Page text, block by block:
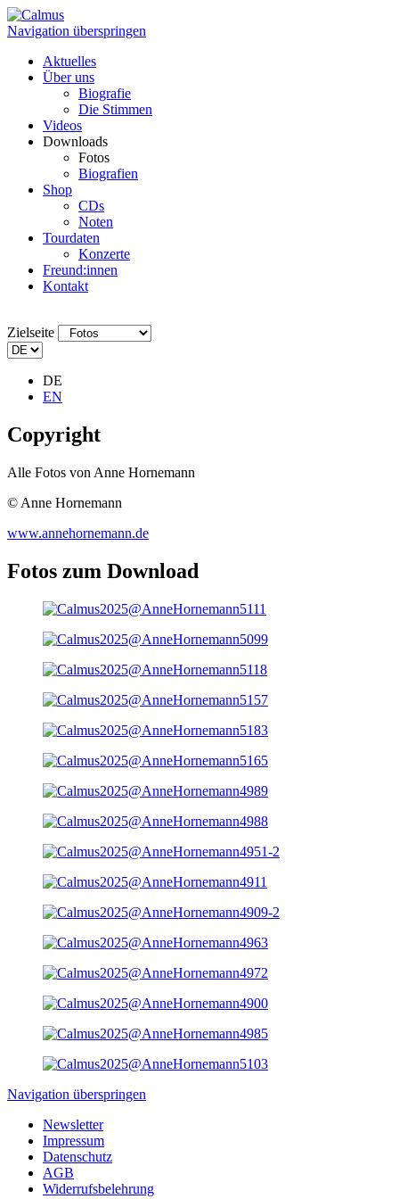
Navigation überspringen
Aktuelles
Über uns
Biografie
Die Stimmen
Videos
Downloads
Fotos
Biografien
Shop
CDs
Noten
Tourdaten
Konzerte
Freund:innen
Kontakt
Zielseite
DE
EN
Copyright
Alle Fotos von Anne Hornemann
© Anne Hornemann
www.annehornemann.de
Fotos zum Download
Navigation überspringen
Newsletter
Impressum
Datenschutz
AGB
Widerrufsbelehrung